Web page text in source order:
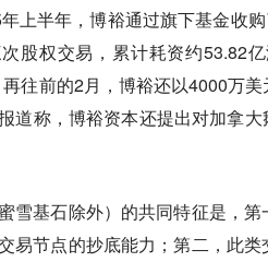
上半年，博裕通过旗下基金收
股权交易，累计耗资约53.82
往前的2月，博裕还以4000万
道称，博裕资本还提出对加拿
雪基石除外）的共同特征是， 第
易节点的抄底能力；第二，此